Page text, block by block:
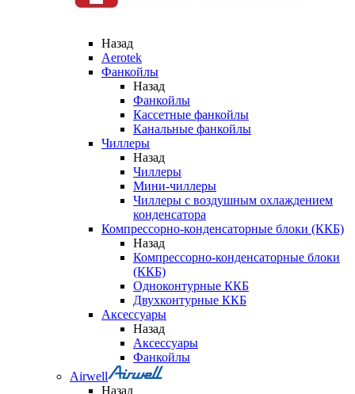
Назад
Aerotek
Фанкойлы
Назад
Фанкойлы
Кассетные фанкойлы
Канальные фанкойлы
Чиллеры
Назад
Чиллеры
Мини-чиллеры
Чиллеры с воздушным охлаждением
конденсатора
Компрессорно-конденсаторные блоки (ККБ)
Назад
Компрессорно-конденсаторные блоки
(ККБ)
Одноконтурные ККБ
Двухконтурные ККБ
Аксессуары
Назад
Аксессуары
Фанкойлы
Airwell
Назад